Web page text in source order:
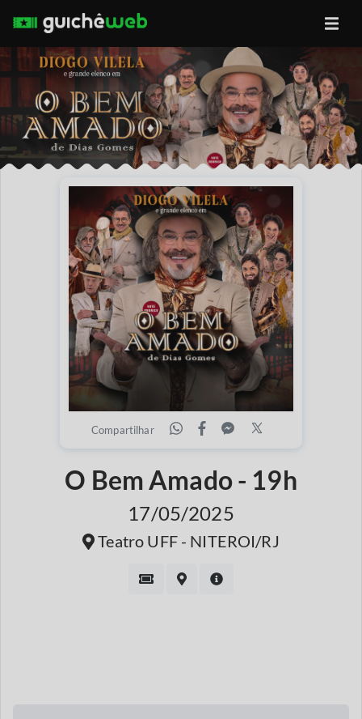
Compartilhar
O Bem Amado - 19h
17/05/2025
Teatro UFF - NITEROI/RJ